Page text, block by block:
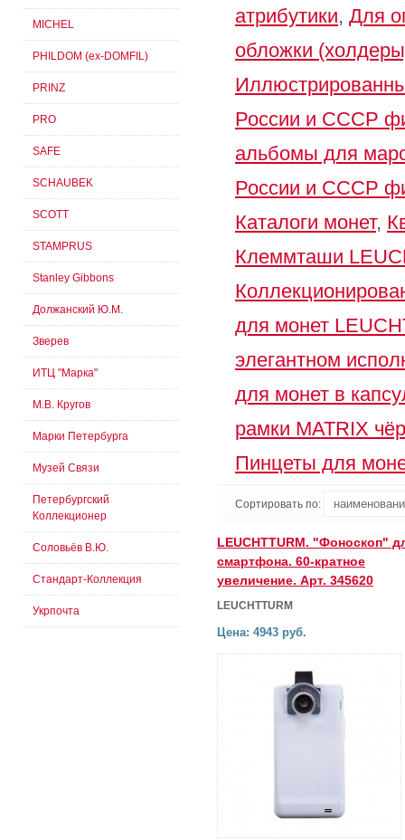
атрибутики, Для
обложки
России и СССР
альбомы для
России и СССР
Каталоги монет,
Клеммташи
для монет
элегантном
для монет в
рамки MATRIX
Пинцеты для
Сортировать по:
LEUCHTTURM. "Фоноскоп"
смартфона. 60-кратное
увеличение. Арт. 345620
LEUCHTTURM
Цена: 4943 руб.
MICHEL
PHILDOM (ex-DOMFIL)
PRINZ
PRO
SAFE
SCHAUBEK
SCOTT
STAMPRUS
Stanley Gibbons
Должанский Ю.М.
Зверев
ИТЦ "Марка"
М.В. Кругов
Марки Петербурга
Музей Связи
Петербургский
Коллекционер
Соловьёв В.Ю.
Стандарт-Коллекция
Укрпочта